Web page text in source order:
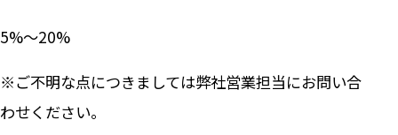
5%～20%
※ご不明な点につきましては弊社営業担当にお問い合
わせください。